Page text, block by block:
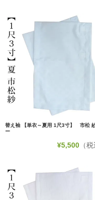
替え袖 【単衣～夏用 1尺3寸】 市松
ー
¥5,500 （